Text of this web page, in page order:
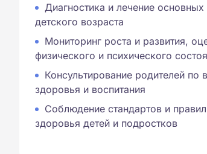
Диагностика и лечение основных
детского возраста
Мониторинг роста и развития,
физического и психического
Консультирование родителей по
здоровья и воспитания
Соблюдение стандартов и
здоровья детей и подростков